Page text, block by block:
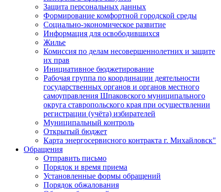
Защита персональных данных
Формирование комфортной городской среды
Социально-экономическое развитие
Информация для освободившихся
Жилье
Комиссия по делам несовершеннолетних и защите
их прав
Инициативное бюджетирование
Рабочая группа по координации деятельности
государственных органов и органов местного
самоуправления Шпаковского муниципального
округа ставропольского края при осуществлении
регистрации (учёта) избирателей
Муниципальный контроль
Открытый бюджет
Карта энергосервисного контракта г. Михайловск"
Обращения
Отправить письмо
Порядок и время приема
Установленные формы обращений
Порядок обжалования